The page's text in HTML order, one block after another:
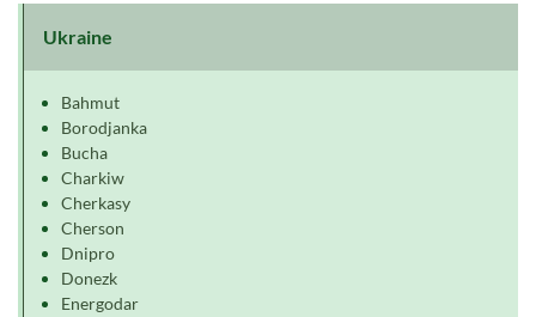
Ukraine
Bahmut
Borodjanka
Bucha
Charkiw
Cherkasy
Cherson
Dnipro
Donezk
Energodar